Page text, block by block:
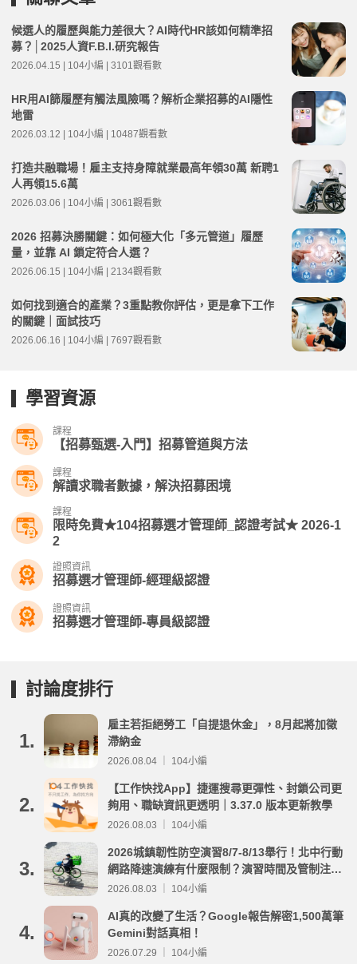
候選人的履歷與能力差很大？AI時代HR該如何精準招
募？│2025人資F.B.I.研究報告
2026.04.15 | 104小編 | 3101觀看數
HR用AI篩履歷有觸法風險嗎？解析企業招募的AI隱性
地雷
2026.03.12 | 104小編 | 10487觀看數
打造共融職場！雇主支持身障就業最高年領30萬 新聘1
人再領15.6萬
2026.03.06 | 104小編 | 3061觀看數
2026 招募決勝關鍵：如何極大化「多元管道」履歷
量，並靠 AI 鎖定符合人選？
2026.06.15 | 104小編 | 2134觀看數
如何找到適合的產業？3重點教你評估，更是拿下工作
的關鍵｜面試技巧
2026.06.16 | 104小編 | 7697觀看數
學習資源
課程
【招募甄選-入門】招募管道與方法
課程
解讀求職者數據，解決招募困境
課程
限時免費★104招募選才管理師_認證考試★ 2026-1
2
證照資訊
招募選才管理師-經理級認證
證照資訊
招募選才管理師-專員級認證
討論度排行
1.
雇主若拒絕勞工「自提退休金」，8月起將加徵
滯納金
2026.08.04 ｜ 104小編
2.
【工作快找App】捷運搜尋更彈性、封鎖公司更
夠用、職缺資訊更透明｜3.37.0 版本更新教學
2026.08.03 ｜ 104小編
3.
2026城鎮韌性防空演習8/7-8/13舉行！北中行動
網路降速演練有什麼限制？演習時間及管制注意
事項整理
2026.08.03 ｜ 104小編
4.
AI真的改變了生活？Google報告解密1,500萬筆
Gemini對話真相！
2026.07.29 ｜ 104小編